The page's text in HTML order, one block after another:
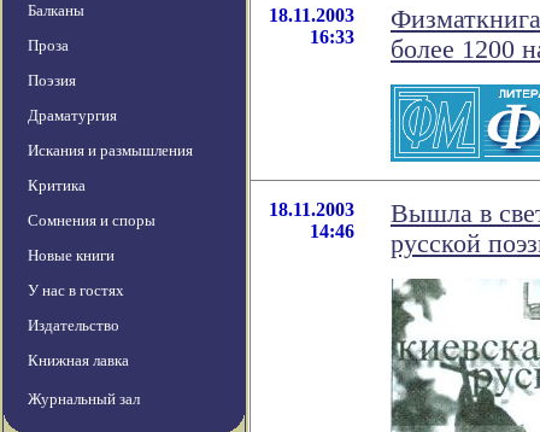
Балканы
Проза
Поэзия
Драматургия
Искания и размышления
Критика
Сомнения и споры
Новые книги
У нас в гостях
Издательство
Книжная лавка
Журнальный зал
18.11.2003
16:33
более 1200
18.11.2003
14:46
Вышла в
русской